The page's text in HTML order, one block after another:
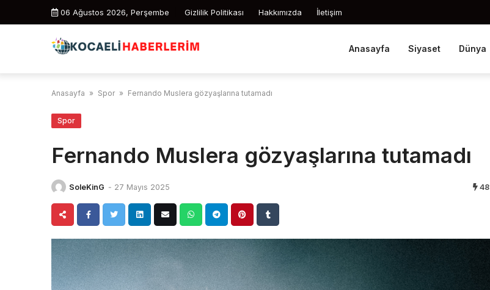
06 Ağustos 2026, Perşembe Gizlilik Politikası Hakkımızda İletişim
Anasayfa Siyaset Dünya
Anasayfa » Spor » Fernando Muslera gözyaşlarına tutamadı
Spor
Fernando Muslera gözyaşlarına tutamadı
SoleKinG - 27 Mayıs 2025 48